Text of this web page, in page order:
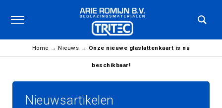
Home →Nieuws → Onze nieuwe glaslattenkaart is nu
beschikbaar!
Nieuwsartikelen